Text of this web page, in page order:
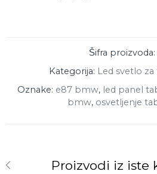
Šifra proizvoda:
Kategorija: Led svetlo
Oznake: e87 bmw, led panel
bmw, osvetljenje
Proizvodi iz iste